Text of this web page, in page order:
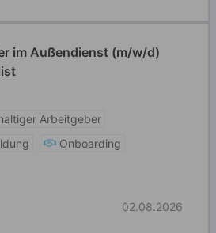
im Außendienst (m/w/d)
Arbeitgeber
Onboarding
02.08.2026